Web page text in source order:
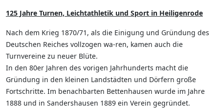
125 Jahre Turnen, Leichtathletik und Sport in Heiligenrode
Nach dem Krieg 1870/71, als die Einigung und Gründung des
Deutschen Reiches vollzogen wa-ren, kamen auch die
Turnvereine zu neuer Blüte.
In den 80er Jahren des vorigen Jahrhunderts macht die
Gründung in den kleinen Landstädten und Dörfern große
Fortschritte. Im benachbarten Bettenhausen wurde im Jahre
1888 und in Sandershausen 1889 ein Verein gegründet.